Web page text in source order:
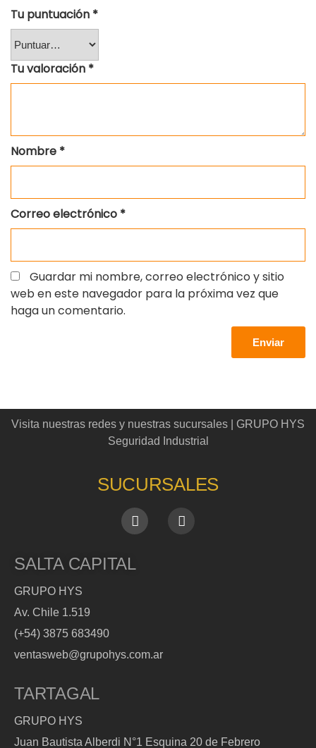
Tu puntuación *
Tu valoración *
Nombre *
Correo electrónico *
Guardar mi nombre, correo electrónico y sitio
web en este navegador para la próxima vez que
haga un comentario.
Visita nuestras redes y nuestras sucursales | GRUPO HYS
Seguridad Industrial
SUCURSALES
SALTA CAPITAL
GRUPO HYS
Av. Chile 1.519
(+54) 3875 683490
ventasweb@grupohys.com.ar
TARTAGAL
GRUPO HYS
Juan Bautista Alberdi N°1 Esquina 20 de Febrero